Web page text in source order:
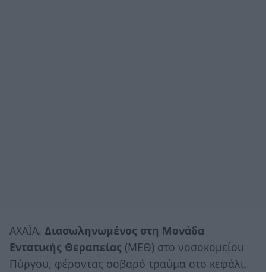
ΑΧΑΪΑ. Διασωληνωμένος στη Μονάδα
Εντατικής Θεραπείας (ΜΕΘ) στο νοσοκομείου
Πύργου, φέροντας σοβαρό τραύμα στο κεφάλι,